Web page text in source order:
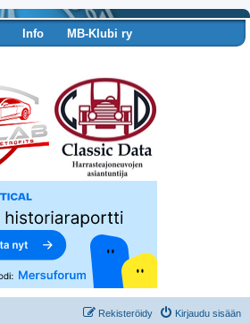
Info
MB-Klubi ry
Kirjaudu sisään
Rekisteröidy